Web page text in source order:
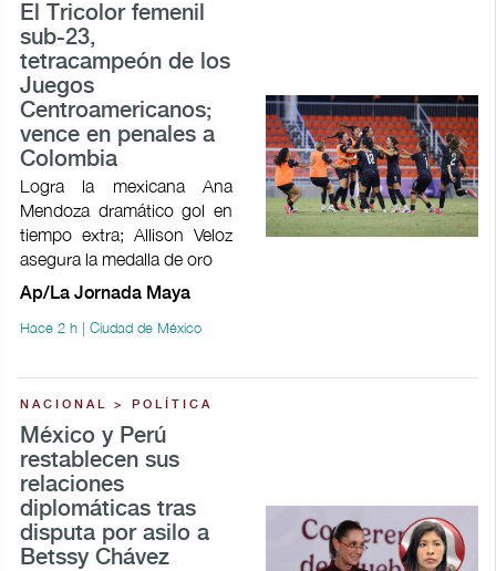
El Tricolor femenil
sub-23,
tetracampeón de los
Juegos
Centroamericanos;
vence en penales a
Colombia
Logra la mexicana Ana
Mendoza dramático gol en
tiempo extra; Allison Veloz
asegura la medalla de oro
Ap/La Jornada Maya
Hace 2 h | Ciudad de México
NACIONAL > POLÍTICA
México y Perú
restablecen sus
relaciones
diplomáticas tras
disputa por asilo a
Betssy Chávez